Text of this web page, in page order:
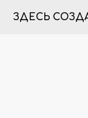
ЗДЕСЬ